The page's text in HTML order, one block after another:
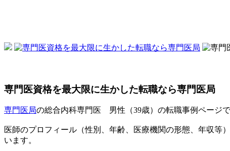
専門医資格を最大限に生かした転職なら専門医局
専門医局の総合内科専門医 男性（39歳）の転職事例ページで
医師のプロフィール（性別、年齢、医療機関の形態、年収等
います。